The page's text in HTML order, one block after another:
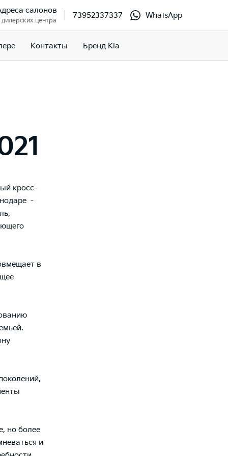
салонов
дилерских центра
73952337337 WhatsApp
Контакты Бренд Kia
кросс-
-
в
но более
и